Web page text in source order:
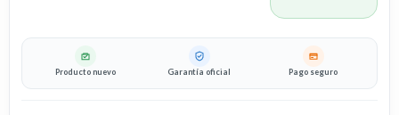
Producto nuevo Garantía oficial Pago seguro